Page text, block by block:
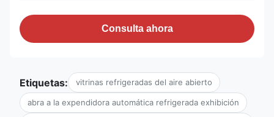
Consulta ahora
Etiquetas: vitrinas refrigeradas del aire abierto
abra a la expendidora automática refrigerada exhibición